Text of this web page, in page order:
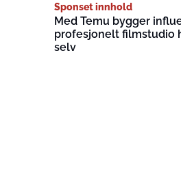
Sponset innhold
Med Temu bygger
profesjonelt filmstudio
selv